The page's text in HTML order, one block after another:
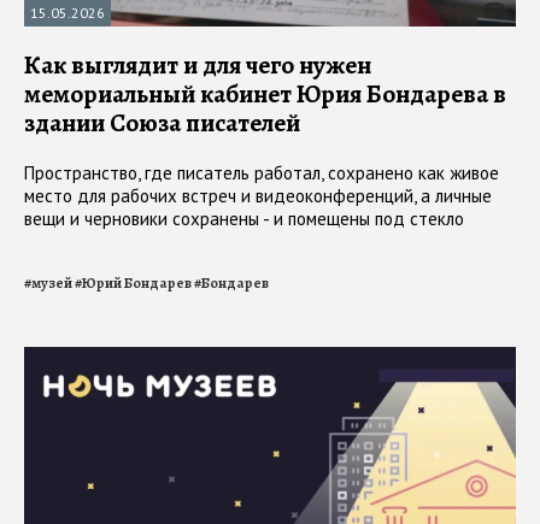
15.05.2026
Как выглядит и для чего нужен
мемориальный кабинет Юрия Бондарева в
здании Союза писателей
Пространство, где писатель работал, сохранено как живое
место для рабочих встреч и видеоконференций, а личные
вещи и черновики сохранены - и помещены под стекло
#музей#Юрий Бондарев#Бондарев